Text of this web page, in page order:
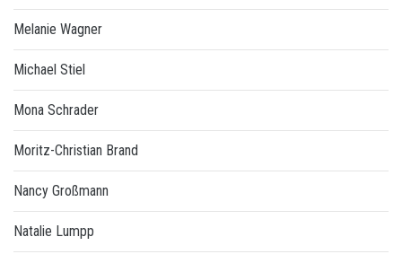
Melanie Wagner
Michael Stiel
Mona Schrader
Moritz-Christian Brand
Nancy Großmann
Natalie Lumpp